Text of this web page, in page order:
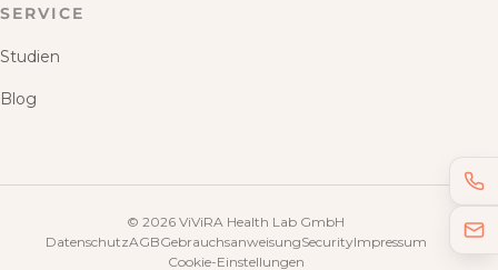
SERVICE
Studien
Blog
© 2026 ViViRA Health Lab GmbH
DatenschutzAGBGebrauchsanweisungSecurityImpressum
Cookie-Einstellungen